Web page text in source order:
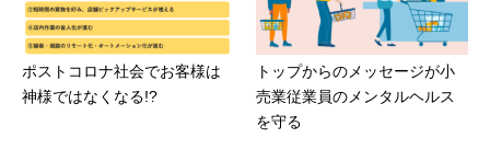
ポストコロナ社会でお客様は
神様ではなくなる!?
トップからのメッセージが小
売業従業員のメンタルヘルス
を守る